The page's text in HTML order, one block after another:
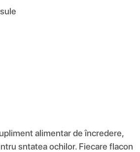
alimentar de încredere,
sntatea ochilor. Fiecare flacon